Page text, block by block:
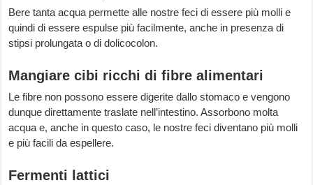
Bere tanta acqua permette alle nostre feci di essere più molli e
quindi di essere espulse più facilmente, anche in presenza di
stipsi prolungata o di dolicocolon.
Mangiare cibi ricchi di fibre alimentari
Le fibre non possono essere digerite dallo stomaco e vengono
dunque direttamente traslate nell’intestino. Assorbono molta
acqua e, anche in questo caso, le nostre feci diventano più molli
e più facili da espellere.
Fermenti lattici